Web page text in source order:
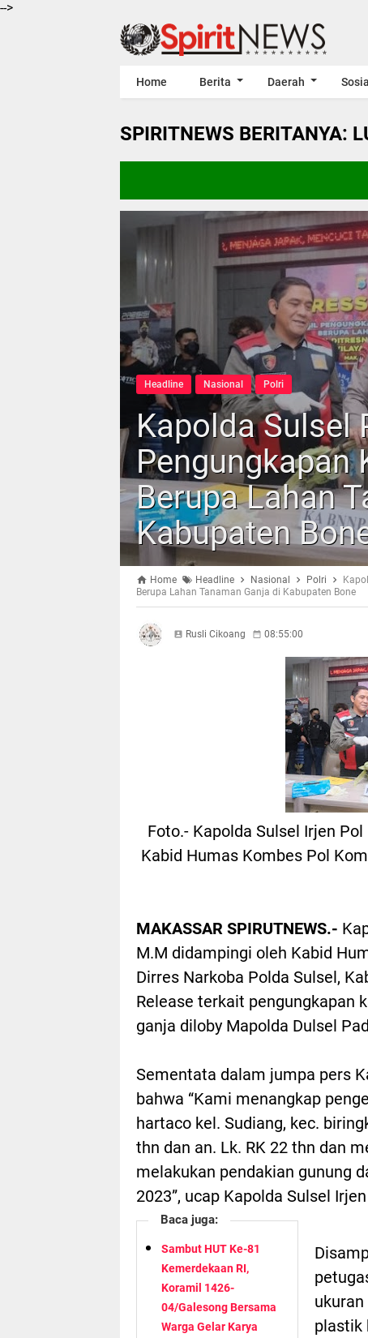
-->
Home Berita Daerah
SPIRITNEWS BERITANYA:
Headline Nasional Polri
Kapolda Sulsel
Pengungkapan
Berupa Lahan
Kabupaten
Home Headline Nasional Polri
Berupa Lahan Tanaman Ganja di Kabupaten Bone
Rusli Cikoang 08:55:00
Foto.- Kapolda Sulsel Irjen
Kabid Humas Kombes Pol
MAKASSAR SPIRUTNEWS.-
M.M didampingi oleh Kabid
Dirres Narkoba Polda Sulsel,
Release terkait pengungkapan
ganja diloby Mapolda Dulsel
Sementata dalam jumpa pers
bahwa “Kami menangkap
hartaco kel. Sudiang, kec.
thn dan an. Lk. RK 22 thn dan
melakukan pendakian gunung
2023”, ucap Kapolda Sulsel
Baca juga:
Sambut HUT Ke-81
Kemerdekaan RI,
Koramil 1426-
04/Galesong Bersama
Warga Gelar Karya
plastik